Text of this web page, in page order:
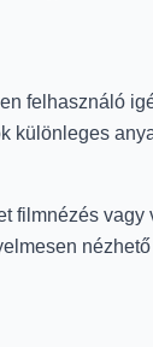
felhasználó
filmnézés